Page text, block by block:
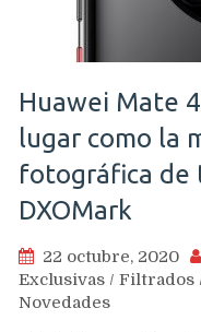
Huawei Mate
lugar como la
fotográfica de
DXOMark
22 octubre, 2020
Exclusivas / Filtrados
Novedades